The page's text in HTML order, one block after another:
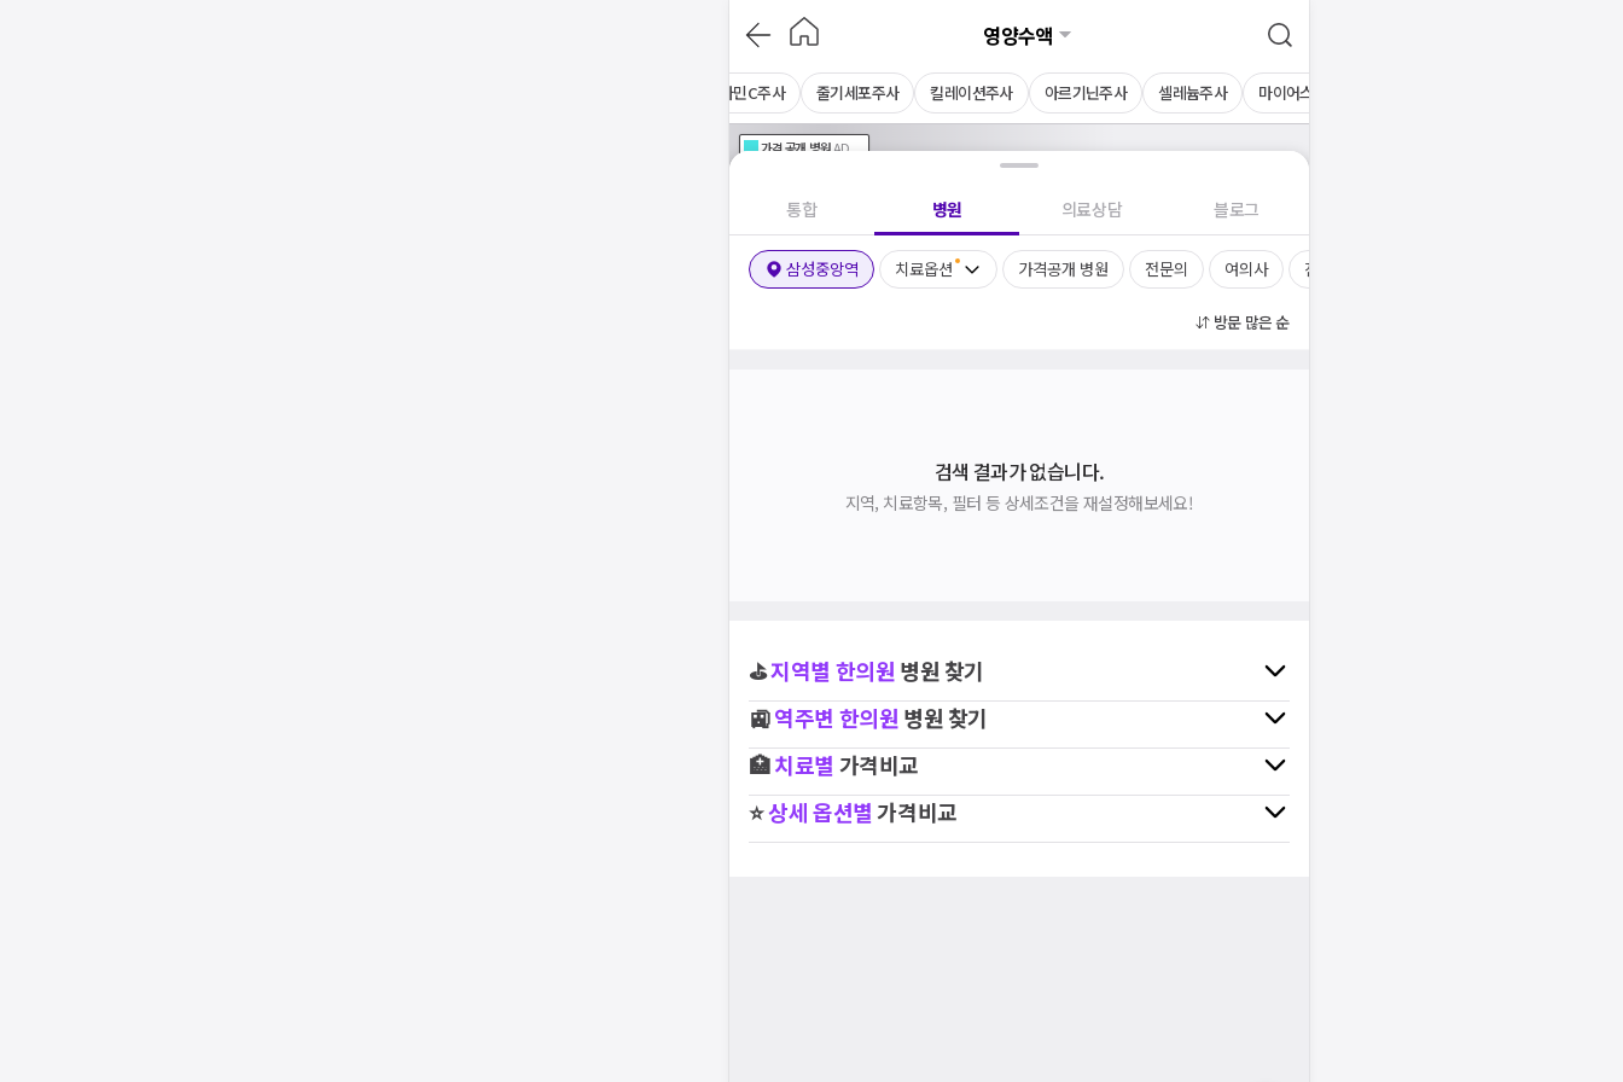
영양수액
비타민C주사 줄기세포주사 킬레이션주사 아르기닌주사 셀레늄주사 마이어스칵테일
가격공개 병원AD
통합 병원 의료상담 블로그
삼성중앙역 치료옵션 가격공개 병원 전문의 여의사 진료시간
방문 많은 순
검색 결과가 없습니다.
지역, 치료항목, 필터 등 상세조건을 재설정해보세요!
⛳지역별 한의원 병원 찾기
🚉역주변 한의원 병원 찾기
🏥치료별 가격비교
⭐상세 옵션별가격비교